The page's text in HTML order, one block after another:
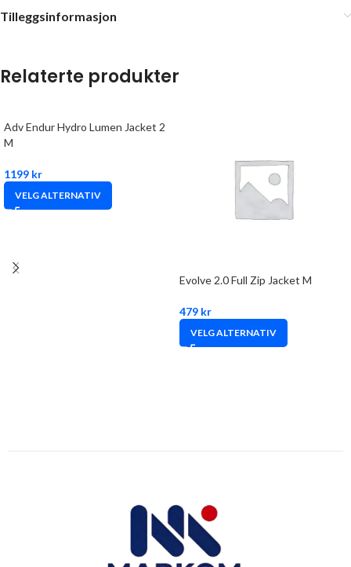
Tilleggsinformasjon
Relaterte produkter
Adv Endur Hydro Lumen Jacket 2
M
1199 kr
VELG ALTERNATIV
Evolve 2.0 Full Zip Jacket M
479 kr
VELG ALTERNATIV